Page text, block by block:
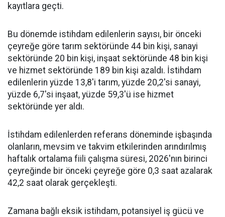
kayıtlara geçti.
Bu dönemde istihdam edilenlerin sayısı, bir önceki
çeyreğe göre tarım sektöründe 44 bin kişi, sanayi
sektöründe 20 bin kişi, inşaat sektöründe 48 bin kişi
ve hizmet sektöründe 189 bin kişi azaldı. İstihdam
edilenlerin yüzde 13,8'i tarım, yüzde 20,2'si sanayi,
yüzde 6,7'si inşaat, yüzde 59,3'ü ise hizmet
sektöründe yer aldı.
İstihdam edilenlerden referans döneminde işbaşında
olanların, mevsim ve takvim etkilerinden arındırılmış
haftalık ortalama fiili çalışma süresi, 2026'nın birinci
çeyreğinde bir önceki çeyreğe göre 0,3 saat azalarak
42,2 saat olarak gerçekleşti.
Zamana bağlı eksik istihdam, potansiyel iş gücü ve